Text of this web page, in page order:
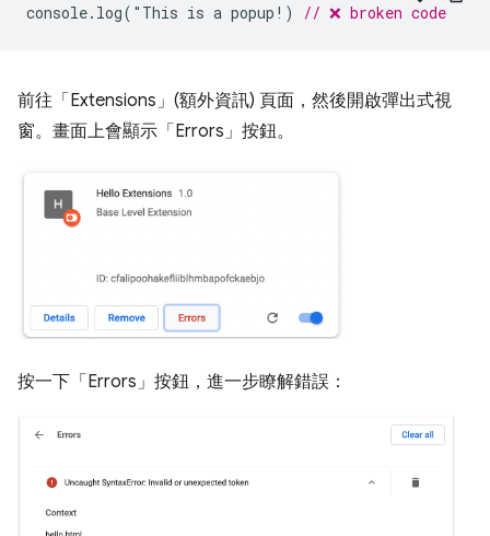
console. log( " This is a popup ! ) // ❌ broken code
前往「Extensions」(額外資訊) 頁面，然後開啟彈出式視
窗。畫面上會顯示「Errors」 按鈕。
按一下「Errors」 按鈕，進一步瞭解錯誤：